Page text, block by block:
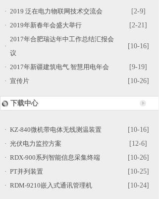
· 2019 泛在电力物联网技术交流会
[2-9]
· 2019年新春年会盛大举行 [2-21]
·
2017年合肥瑞达年中工作总结汇报会
议
[10-16]
· 2017年新疆建筑电气.智慧用电年会
[9-19]
· 宣传片 [10-26]
下载中心
· KZ-840微机带电体无线测温装置
[10-16]
· 光伏电力监控方案
[12-6]
· RDX-900系列智能信息采集终端
[10-26]
· PT并列装置
[10-25]
· RDM-9210嵌入式通讯管理机 [10-24]